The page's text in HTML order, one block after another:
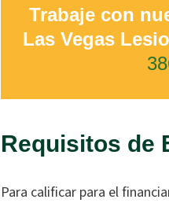
Trabaje con
Las Vegas
Requisitos de
Para calificar para el